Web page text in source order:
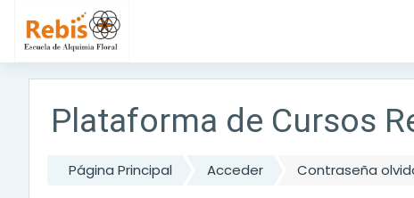
Salta al contenido principal
Plataforma de Cursos
Página Principal Acceder Contraseña